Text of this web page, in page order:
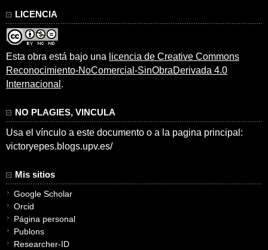
LICENCIA
Esta obra está bajo una licencia de Creative Commons
Reconocimiento-NoComercial-SinObraDerivada 4.0
Internacional .
NO PLAGIES, VINCULA
Usa el vínculo a este documento o a la pagina principal:
victoryepes.blogs.upv.es/
Mis sitios
Google Scholar
Orcid
Página personal
Publons
Researcher-ID